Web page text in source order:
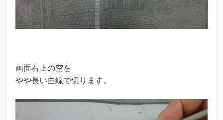
画面右上の空を
やや長い曲線で切ります。